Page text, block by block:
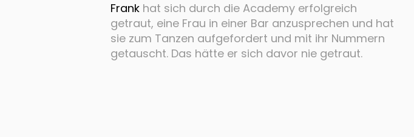
Frank hat sich durch die Academy erfolgreich
getraut, eine Frau in einer Bar anzusprechen und hat
sie zum Tanzen aufgefordert und mit ihr Nummern
getauscht. Das hätte er sich davor nie getraut.